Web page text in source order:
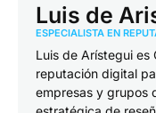
Luis de
ESPECIALISTA EN
Luis de Arístegui es
reputación digital
empresas y grupos